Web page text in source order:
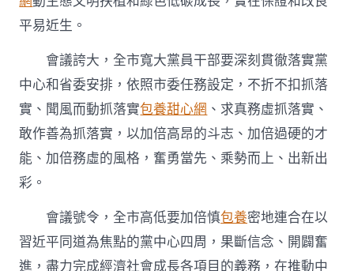
平易近生。
會議誇大，全市寬大黨員干部要深刻貫徹落實黨
中心和省委安排，依照市委任務設定，不折不扣抓落
實、聞風而動抓落實包養甜心網 、求真務虛抓落實、
敢作善為抓落實，以加倍高昂的斗志、加倍過硬的才
能、加倍務虛的風格，奮勇當先、乘勢而上、出新出
彩。
會議號令，全市高低要加倍慎包養密地連合在以
習近平同道為焦點的黨中心四周，果斷信念、開闢奮
進，盡力完成經濟社會成長各項目的義務，在推動中